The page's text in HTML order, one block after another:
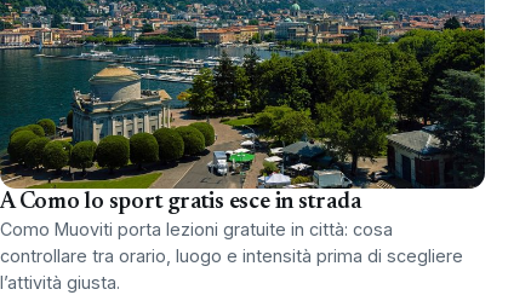
A Como lo sport gratis esce in strada
Como Muoviti porta lezioni gratuite in città: cosa
controllare tra orario, luogo e intensità prima di scegliere
l’attività giusta.